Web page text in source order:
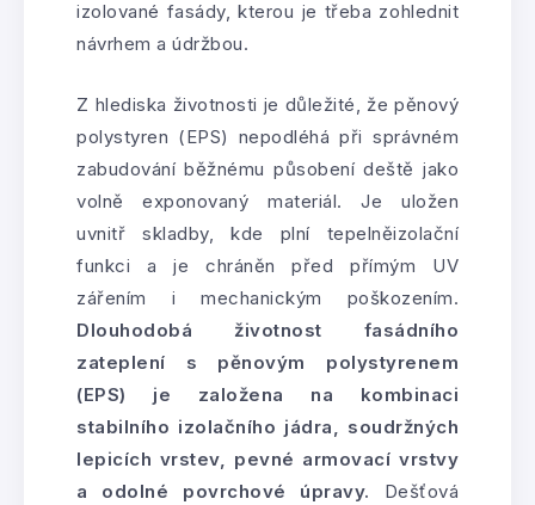
izolované fasády, kterou je třeba zohlednit
návrhem a údržbou.
Z hlediska životnosti je důležité, že pěnový
polystyren (EPS) nepodléhá při správném
zabudování běžnému působení deště jako
volně exponovaný materiál. Je uložen
uvnitř skladby, kde plní tepelněizolační
funkci a je chráněn před přímým UV
zářením i mechanickým poškozením.
Dlouhodobá životnost fasádního
zateplení s pěnovým polystyrenem
(EPS) je založena na kombinaci
stabilního izolačního jádra, soudržných
lepicích vrstev, pevné armovací vrstvy
a odolné povrchové úpravy. Dešťová